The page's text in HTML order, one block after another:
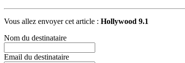
Vous allez envoyer cet article : Hollywood 9.1
Nom du destinataire
Email du destinataire